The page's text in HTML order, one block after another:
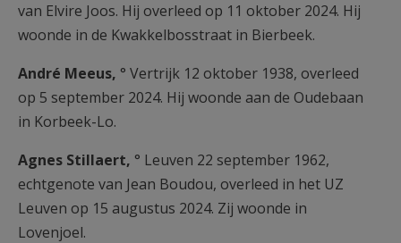
van Elvire Joos. Hij overleed op 11 oktober 2024. Hij
woonde in de Kwakkelbosstraat in Bierbeek.
André Meeus, ° Vertrijk 12 oktober 1938, overleed
op 5 september 2024. Hij woonde aan de Oudebaan
in Korbeek-Lo.
Agnes Stillaert, ° Leuven 22 september 1962,
echtgenote van Jean Boudou, overleed in het UZ
Leuven op 15 augustus 2024. Zij woonde in
Lovenjoel.